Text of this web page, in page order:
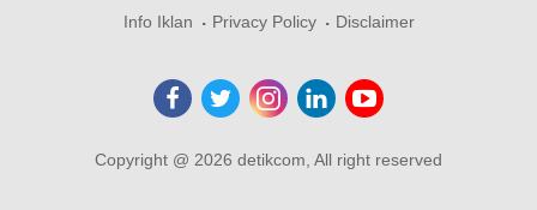
Info Iklan
Privacy Policy Disclaimer
Copyright @ 2026 detikcom, All right reserved